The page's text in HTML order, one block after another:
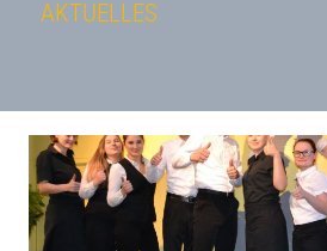
AKTUELLES